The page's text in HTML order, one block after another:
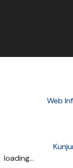
Web
loading...